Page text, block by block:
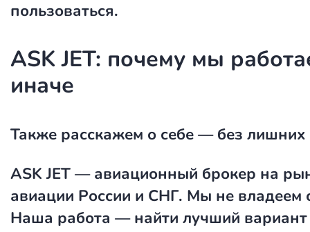
пользоваться.
ASK JET: почему мы
иначе
Также расскажем о себе — без лишних
ASK JET — авиационный брокер на
авиации России и СНГ. Мы не владеем
Наша работа — найти лучший вариант